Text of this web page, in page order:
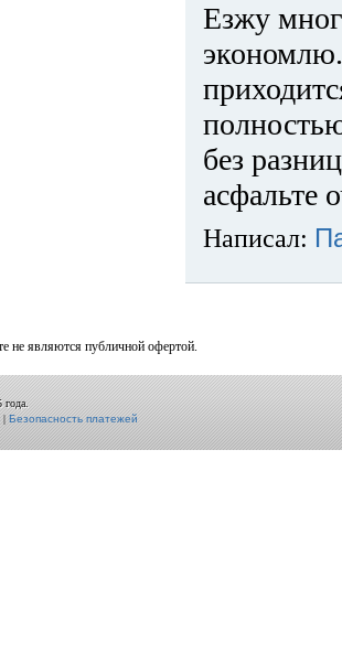
Езжу
без
асфальте
Написал:
не являются публичной офертой.
года.
|Безопасность платежей